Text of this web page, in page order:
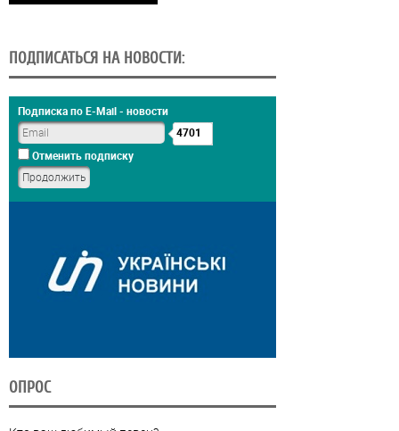
ПОДПИСАТЬСЯ НА НОВОСТИ:
Подписка по E-Mail - новости
4701
Отменить подписку
ОПРОС